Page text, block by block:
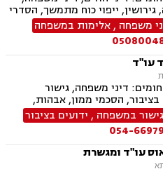
ייפוי כוח מתמשך, הסדרי
וצוואות, הסכמי ממון, גישור
דיני עבודה, זכויות נשים
דירה
משפחה ,אלימות במשפחה
עו"ד
דיני משפחה, גישור
הסכמי ממון, אבהות,
גירושין, הורות חד
חלקות רכוש, מעמד אישי,
מתמשך, ירושות וצוואות,
חוזים, פינוי מושכר
גישור במשפחה , ידועים בציבור
054-
עו"ד ומגשרת